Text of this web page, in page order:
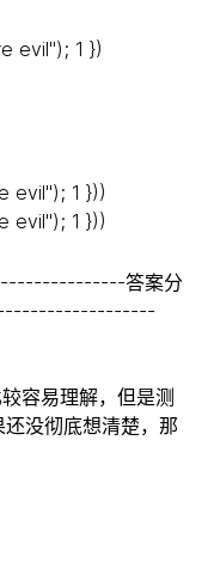
evil"); 1 })
evil"); 1 }))
evil"); 1 }))
答案分
容易理解，但是测
没彻底想清楚，那